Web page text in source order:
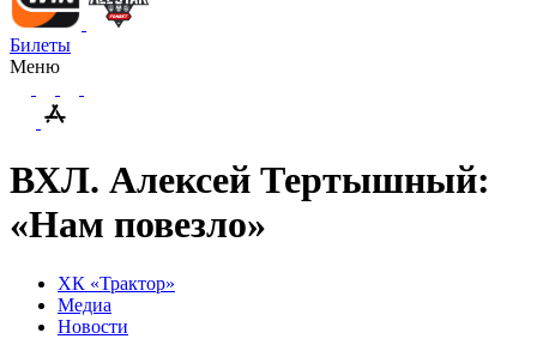
Билеты
Меню
ВХЛ. Алексей Тертышный:
«Нам повезло»
ХК «Трактор»
Медиа
Новости